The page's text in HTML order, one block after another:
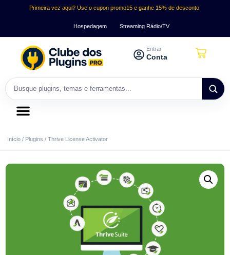
Primeira vez aqui? Use o cupon promo15 e ganhe 15% de desconto.
Hospedagem Streaming Rádio/TV
Entrar
Conta
Início / Plugins / Thrive License Activator